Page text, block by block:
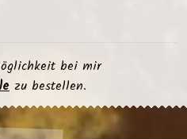
bei mir
zu bestellen.